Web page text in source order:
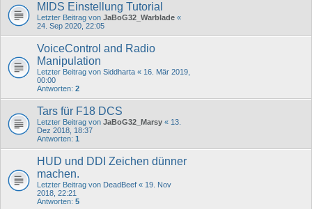
MIDS Einstellung Tutorial
Letzter Beitrag von JaBoG32_Warblade «
24. Sep 2020, 22:05
VoiceControl and Radio
Manipulation
Letzter Beitrag von Siddharta « 16. Mär 2019,
00:00
Antworten: 2
Tars für F18 DCS
Letzter Beitrag von JaBoG32_Marsy « 13.
Dez 2018, 18:37
Antworten: 1
HUD und DDI Zeichen dünner
machen.
Letzter Beitrag von DeadBeef « 19. Nov
2018, 22:21
Antworten: 5